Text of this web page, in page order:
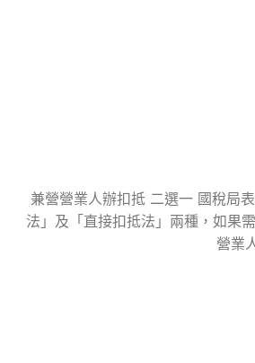
20
3 月
兼營營業人辦扣抵 二選一 國稅局
法」及「直接扣抵法」兩種，如果
營業